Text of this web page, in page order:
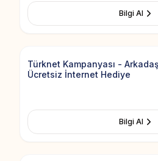
Bilgi Al
Türknet Kampanyası -
Ücretsiz İnternet Hediye
Bilgi Al